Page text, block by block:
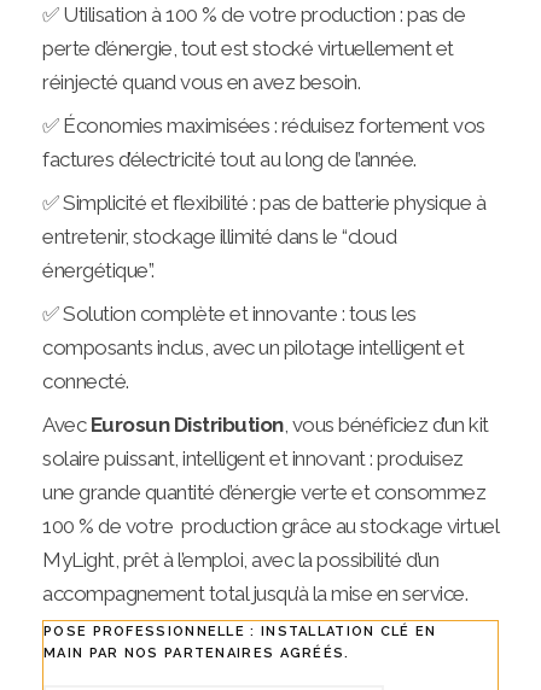
✅ Utilisation à 100 % de votre production : pas de
perte d’énergie, tout est stocké virtuellement et
réinjecté quand vous en avez besoin.
✅ Économies maximisées : réduisez fortement vos
factures d’électricité tout au long de l’année.
✅ Simplicité et flexibilité : pas de batterie physique à
entretenir, stockage illimité dans le “cloud
énergétique”.
✅ Solution complète et innovante : tous les
composants inclus, avec un pilotage intelligent et
connecté.
Avec Eurosun Distribution, vous bénéficiez d’un kit
solaire puissant, intelligent et innovant : produisez
une grande quantité d’énergie verte et consommez
100 % de votre production grâce au stockage virtuel
MyLight, prêt à l’emploi, avec la possibilité d’un
accompagnement total jusqu’à la mise en service.
POSE PROFESSIONNELLE : INSTALLATION CLÉ EN
MAIN PAR NOS PARTENAIRES AGRÉÉS.